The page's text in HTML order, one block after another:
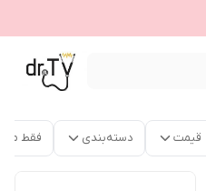
قیمت دسته‌بندی فقط